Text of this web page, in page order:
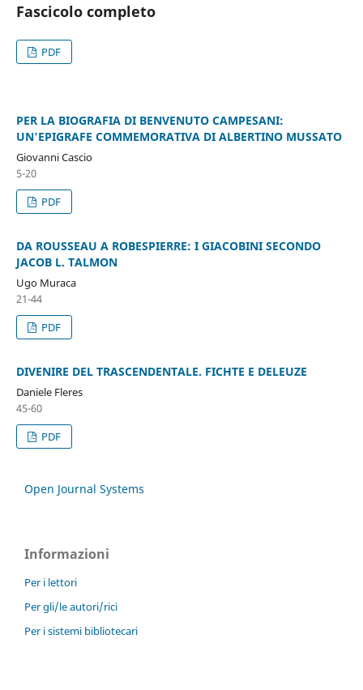
Fascicolo completo
PDF
PER LA BIOGRAFIA DI BENVENUTO CAMPESANI:
UN'EPIGRAFE COMMEMORATIVA DI ALBERTINO MUSSATO
Giovanni Cascio
5-20
PDF
DA ROUSSEAU A ROBESPIERRE: I GIACOBINI SECONDO
JACOB L. TALMON
Ugo Muraca
21-44
PDF
DIVENIRE DEL TRASCENDENTALE. FICHTE E DELEUZE
Daniele Fleres
45-60
PDF
Open Journal Systems
Informazioni
Per i lettori
Per gli/le autori/rici
Per i sistemi bibliotecari